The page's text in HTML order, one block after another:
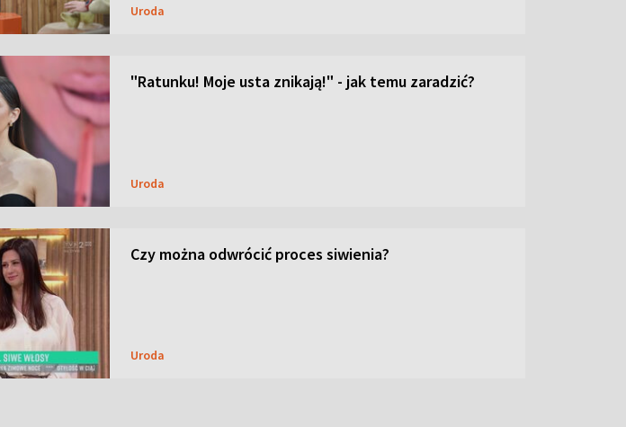
Uroda
"Ratunku! Moje usta znikają!" - jak temu zaradzić?
Uroda
Czy można odwrócić proces siwienia?
Uroda